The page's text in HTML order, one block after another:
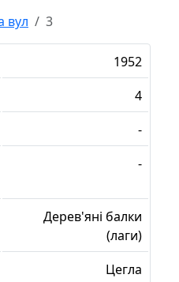
вул 3
1952
4
-
-
Дерев'яні балки
(лаги)
Цегла